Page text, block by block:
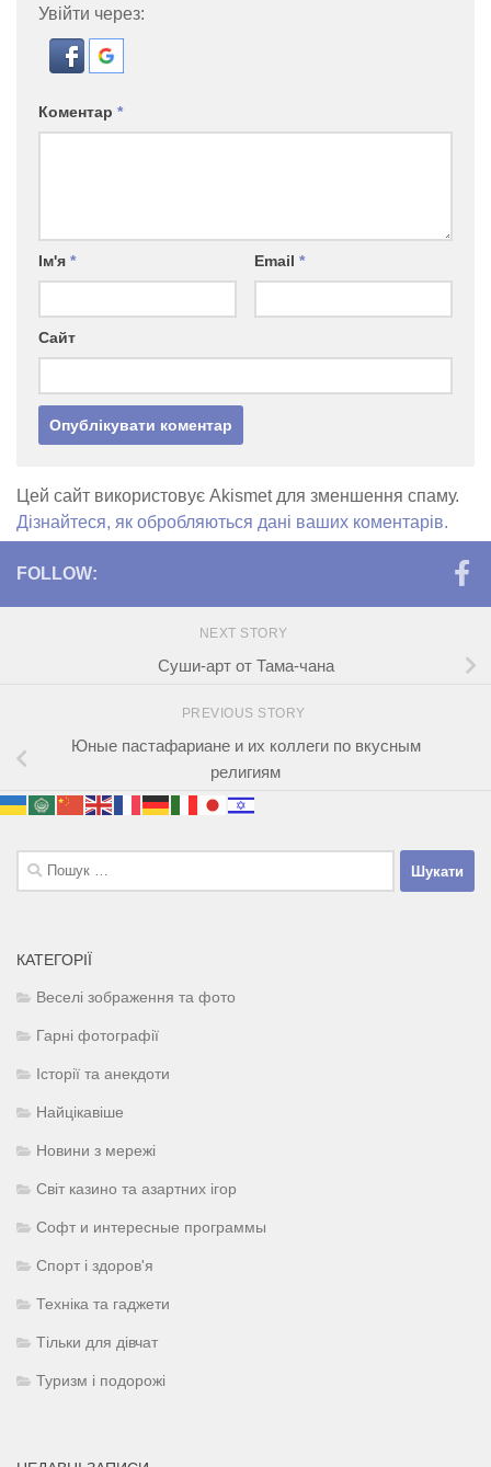
Увійти через:
Коментар *
Ім'я * Email *
Сайт
Цей сайт використовує Akismet для зменшення спаму.
Дізнайтеся, як обробляються дані ваших коментарів.
FOLLOW:
NEXT STORY
Суши-арт от Тама-чана
PREVIOUS STORY
Юные пастафариане и их коллеги по вкусным
религиям
Пошук:
КАТЕГОРІЇ
Веселі зображення та фото
Гарні фотографії
Історії та анекдоти
Найцікавіше
Новини з мережі
Світ казино та азартних ігор
Софт и интересные программы
Спорт і здоров'я
Техніка та гаджети
Тільки для дівчат
Туризм і подорожі